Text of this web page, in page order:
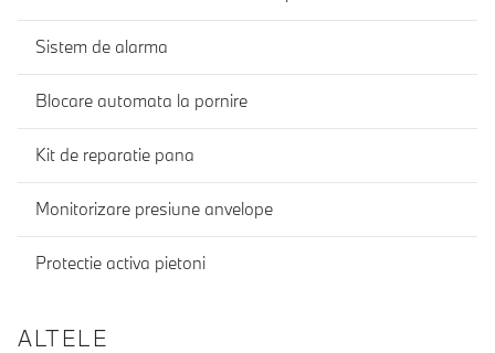
Sistem de alarma
Blocare automata la pornire
Kit de reparatie pana
Monitorizare presiune anvelope
Protectie activa pietoni
ALTELE